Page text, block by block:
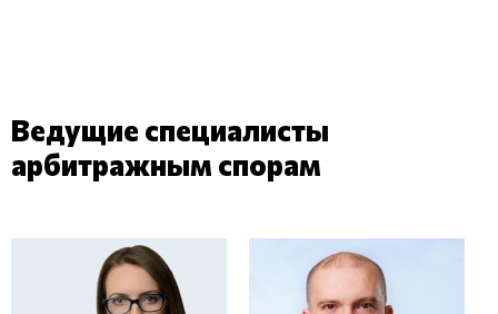
Ведущие специалисты
арбитражным спорам